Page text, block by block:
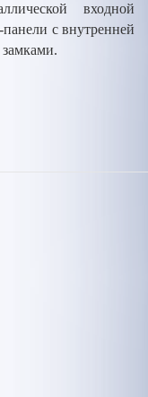
входной
с внутренней